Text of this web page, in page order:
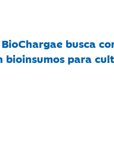
busca
bioinsumos para